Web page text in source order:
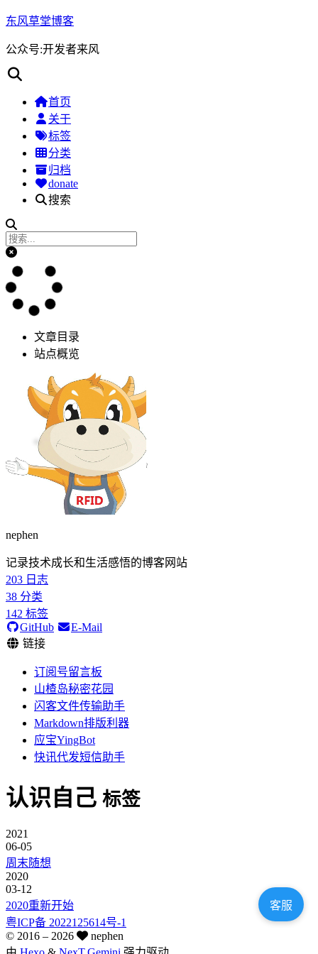
东风草堂博客
公众号:开发者来风
首页
关于
标签
分类
归档
donate
搜索
文章目录
站点概览
nephen
记录技术成长和生活感悟的博客网站
203 日志
38 分类
142 标签
GitHub
E-Mail
链接
订阅号留言板
山楂岛秘密花园
闪客文件传输助手
Markdown排版利器
应宝YingBot
快讯代发短信助手
认识自己 标签
2021
06-05
周末随想
2020
03-12
2020重新开始
粤ICP备 2022125614号-1
© 2016 – 2026
nephen
客服